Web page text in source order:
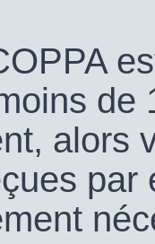
de
alors
par